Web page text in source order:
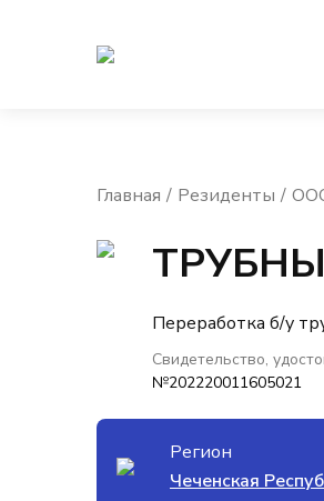
Главная Резиденты
Переработка б/у
Свидетельство,
№202220011605021
Регион
Чеченская